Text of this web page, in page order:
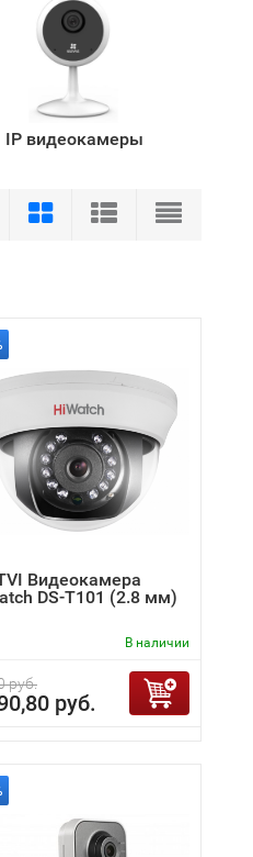
IP видеокамеры
Видеокамера
DS-T101 (2.8 мм)
В наличии
руб.
руб.